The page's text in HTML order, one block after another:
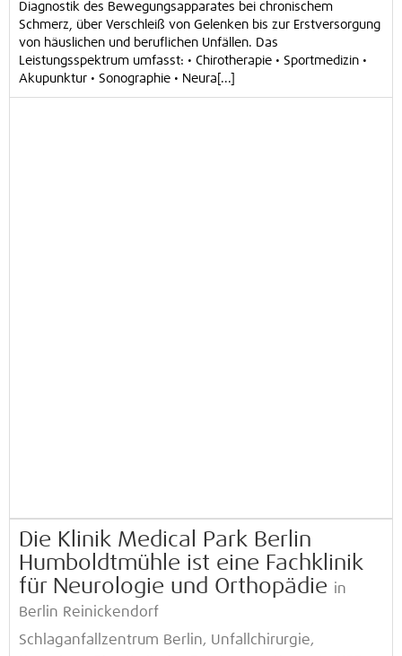
Diagnostik des Bewegungsapparates bei chronischem
Schmerz, über Verschleiß von Gelenken bis zur Erstversorgung
von häuslichen und beruflichen Unfällen. Das
Leistungsspektrum umfasst: • Chirotherapie • Sportmedizin •
Akupunktur • Sonographie • Neura[...]
Die Klinik Medical Park Berlin
Humboldtmühle ist eine Fachklinik
für Neurologie und Orthopädie in
Berlin Reinickendorf
Schlaganfallzentrum Berlin, Unfallchirurgie,